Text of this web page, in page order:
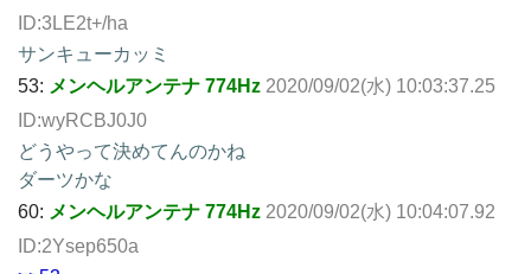
ID:3LE2t+/ha
サンキューカッミ
53: メンヘルアンテナ 774Hz 2020/09/02(水) 10:03:37.25
ID:wyRCBJ0J0
どうやって決めてんのかね
ダーツかな
60: メンヘルアンテナ 774Hz 2020/09/02(水) 10:04:07.92
ID:2Ysep650a